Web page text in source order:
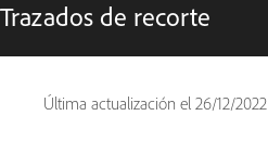
Trazados de recorte
Última actualización el 26/12/2022